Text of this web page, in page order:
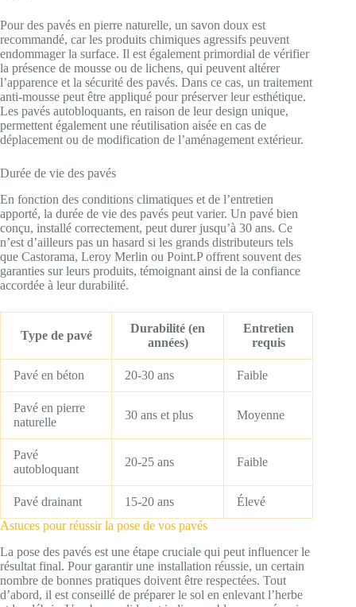
Pour des pavés en pierre naturelle, un savon doux est
recommandé, car les produits chimiques agressifs peuvent
endommager la surface. Il est également primordial de vérifier
la présence de mousse ou de lichens, qui peuvent altérer
l’apparence et la sécurité des pavés. Dans ce cas, un traitement
anti-mousse peut être appliqué pour préserver leur esthétique.
Les pavés autobloquants, en raison de leur design unique,
permettent également une réutilisation aisée en cas de
déplacement ou de modification de l’aménagement extérieur.
Durée de vie des pavés
En fonction des conditions climatiques et de l’entretien
apporté, la durée de vie des pavés peut varier. Un pavé bien
conçu, installé correctement, peut durer jusqu’à 30 ans. Ce
n’est d’ailleurs pas un hasard si les grands distributeurs tels
que Castorama, Leroy Merlin ou Point.P offrent souvent des
garanties sur leurs produits, témoignant ainsi de la confiance
accordée à leur durabilité.
Type de pavé
Durabilité (en
années)
Entretien
requis
Pavé en béton 20-30 ans Faible
Pavé en pierre
naturelle
30 ans et plus Moyenne
Pavé
autobloquant
20-25 ans Faible
Pavé drainant 15-20 ans
Élevé
Astuces pour réussir la pose de vos pavés
La pose des pavés est une étape cruciale qui peut influencer le
résultat final. Pour garantir une installation réussie, un certain
nombre de bonnes pratiques doivent être respectées. Tout
d’abord, il est conseillé de préparer le sol en enlevant l’herbe